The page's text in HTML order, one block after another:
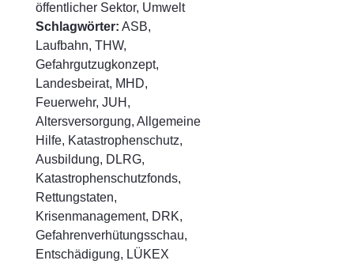
öffentlicher Sektor, Umwelt
Schlagwörter: ASB,
Laufbahn, THW,
Gefahrgutzugkonzept,
Landesbeirat, MHD,
Feuerwehr, JUH,
Altersversorgung, Allgemeine
Hilfe, Katastrophenschutz,
Ausbildung, DLRG,
Katastrophenschutzfonds,
Rettungstaten,
Krisenmanagement, DRK,
Gefahrenverhütungsschau,
Entschädigung, LÜKEX